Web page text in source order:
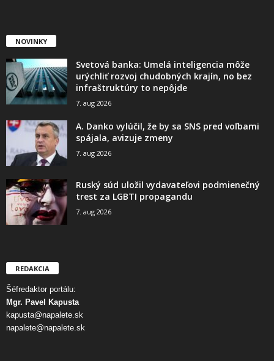
NOVINKY
Svetová banka: Umelá inteligencia môže
urýchliť rozvoj chudobných krajín, no bez
infraštruktúry to nepôjde
7. aug 2026
A. Danko vylúčil, že by sa SNS pred voľbami
spájala, avizuje zmeny
7. aug 2026
Ruský súd uložil vydavateľovi podmienečný
trest za LGBTI propagandu
7. aug 2026
REDAKCIA
Šéfredaktor portálu:
Mgr. Pavel Kapusta
kapusta@napalete.sk
napalete@napalete.sk